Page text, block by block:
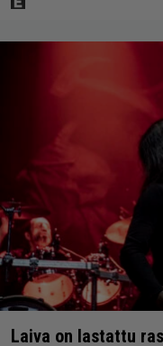
Laiva on lastattu